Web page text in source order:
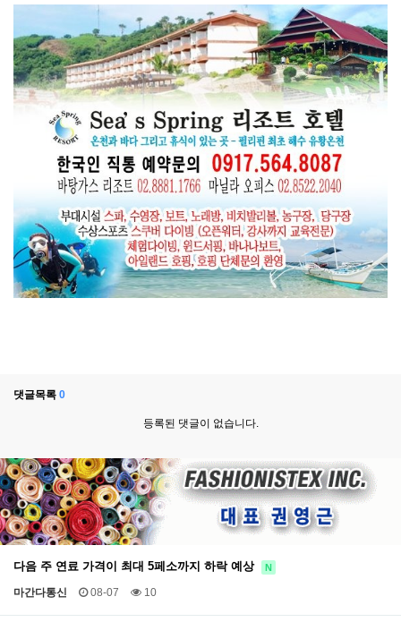
댓글목록 0
등록된 댓글이 없습니다.
다음 주 연료 가격이 최대 5페소까지 하락 예상 N
마간다통신 08-07 10